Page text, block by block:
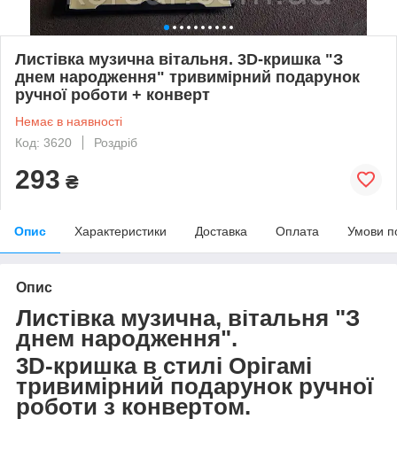
Листівка музична вітальня. 3D-кришка "З
днем народження" тривимірний подарунок
ручної роботи + конверт
Немає в наявності
Код: 3620
Роздріб
293 ₴
Опис Характеристики Доставка Оплата Умови
Опис
Листівка музична, вітальня "З
днем народження".
3D-кришка в стилі Орігамі
тривимірний подарунок ручної
роботи з конвертом.